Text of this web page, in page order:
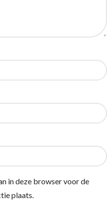
in deze browser voor de
plaats.